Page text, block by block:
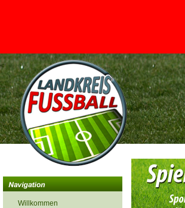
<
Willkommen